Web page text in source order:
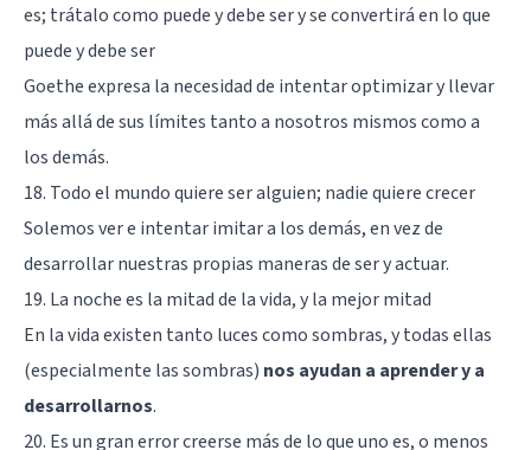
es; trátalo como puede y debe ser y se convertirá en lo que
puede y debe ser
Goethe expresa la necesidad de intentar optimizar y llevar
más allá de sus límites tanto a nosotros mismos como a
los demás.
18. Todo el mundo quiere ser alguien; nadie quiere crecer
Solemos ver e intentar imitar a los demás, en vez de
desarrollar nuestras propias maneras de ser y actuar.
19. La noche es la mitad de la vida, y la mejor mitad
En la vida existen tanto luces como sombras, y todas ellas
(especialmente las sombras) nos ayudan a aprender y a
desarrollarnos.
20. Es un gran error creerse más de lo que uno es, o menos